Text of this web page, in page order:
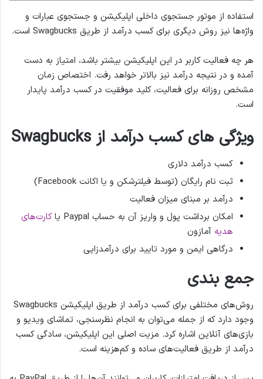
استفاده از موتور جستجوی داخلی اپلیکیشن و جستجوی عبارات و
واژه‌ها نیز روش دیگری برای کسب درآمد از طریق Swagbucks است.
هر چه فعالیت کاربر در این اپلیکیشن بیشتر باشد، امتیاز به دست
آمده و در نتیجه درآمد نیز بالاتر خواهد رفت. اختصاص زمان
مشخص روزانه برای فعالیت، کلید موفقیت در کسب درآمد پایدار
است.
ویژگی های کسب درآمد از Swagbucks
کسب درآمد دلاری
ثبت نام رایگان (توسط فیلترشکن و یا اکانت Facebook)
درآمد بر مبنای میزان فعالیت
امکان برداشت پول و واریز آن به حساب Paypal یا
کارت‌های
هدیه آمازون
درگاهی ایمن و مورد تایید برای درآمدزایی
جمع بندی
روش‌های مختلفی برای کسب درآمد از طریق اپلیکیشن Swagbucks
وجود دارد که از جمله می‌توان به انجام نظرسنجی، تماشای ویدیو و
بازی‌های آنلاین اشاره کرد. مزیت اصلی این اپلیکیشن، سادگی کسب
درآمد از طریق فعالیت‌های ساده و کم‌هزینه است.